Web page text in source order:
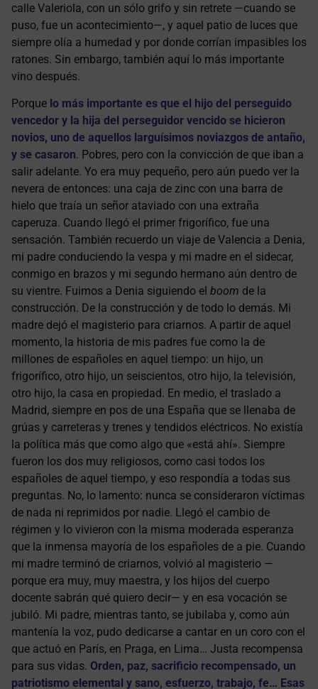
calle Valeriola, con un sólo grifo y sin retrete —cuando se
puso, fue un acontecimiento—, y aquel patio de luces que
siempre olía a humedad y por donde corrían impasibles los
ratones. Sin embargo, también aquí lo más importante
vino después.
Porque lo más importante es que el hijo del perseguido
vencedor y la hija del perseguidor vencido se hicieron
novios, uno de aquellos larguísimos noviazgos de antaño,
y se casaron. Pobres, pero con la convicción de que iban a
salir adelante. Yo era muy pequeño, pero aún puedo ver la
nevera de entonces: una caja de zinc con una barra de
hielo que traía un señor ataviado con una extraña
caperuza. Cuando llegó el primer frigorífico, fue una
sensación. También recuerdo un viaje de Valencia a Denia,
mi padre conduciendo la vespa y mi madre en el sidecar,
conmigo en brazos y mi segundo hermano aún dentro de
su vientre. Fuimos a Denia siguiendo el boom de la
construcción. De la construcción y de todo lo demás. Mi
madre dejó el magisterio para criarnos. A partir de aquel
momento, la historia de mis padres fue como la de
millones de españoles en aquel tiempo: un hijo, un
frigorífico, otro hijo, un seiscientos, otro hijo, la televisión,
otro hijo, la casa en propiedad. En medio, el traslado a
Madrid, siempre en pos de una España que se llenaba de
grúas y carreteras y trenes y tendidos eléctricos. No existía
la política más que como algo que «está ahí». Siempre
fueron los dos muy religiosos, como casi todos los
españoles de aquel tiempo, y eso respondía a todas sus
preguntas. No, lo lamento: nunca se consideraron víctimas
de nada ni reprimidos por nadie. Llegó el cambio de
régimen y lo vivieron con la misma moderada esperanza
que la inmensa mayoría de los españoles de a pie. Cuando
mi madre terminó de criarnos, volvió al magisterio —
porque era muy, muy maestra, y los hijos del cuerpo
docente sabrán qué quiero decir— y en esa vocación se
jubiló. Mi padre, mientras tanto, se jubilaba y, como aún
mantenía la voz, pudo dedicarse a cantar en un coro con el
que actuó en París, en Praga, en Lima… Justa recompensa
para sus vidas. Orden, paz, sacrificio recompensado, un
patriotismo elemental y sano, esfuerzo, trabajo, fe… Esas